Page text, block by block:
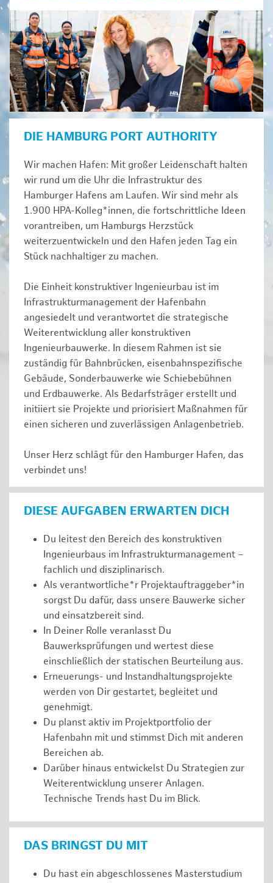
DIE HAMBURG PORT AUTHORITY
Wir machen Hafen: Mit großer Leidenschaft halten
wir rund um die Uhr die Infrastruktur des
Hamburger Hafens am Laufen. Wir sind mehr als
1.900 HPA-Kolleg*innen, die fortschrittliche Ideen
vorantreiben, um Hamburgs Herzstück
weiterzuentwickeln und den Hafen jeden Tag ein
Stück nachhaltiger zu machen.
Die Einheit konstruktiver Ingenieurbau ist im
Infrastrukturmanagement der Hafenbahn
angesiedelt und verantwortet die strategische
Weiterentwicklung aller konstruktiven
Ingenieurbauwerke. In diesem Rahmen ist sie
zuständig für Bahnbrücken, eisenbahnspezifische
Gebäude, Sonderbauwerke wie Schiebebühnen
und Erdbauwerke. Als Bedarfsträger erstellt und
initiiert sie Projekte und priorisiert Maßnahmen für
einen sicheren und zuverlässigen Anlagenbetrieb.
Unser Herz schlägt für den Hamburger Hafen, das
verbindet uns!
DIESE AUFGABEN ERWARTEN DICH
Du leitest den Bereich des konstruktiven
Ingenieurbaus im Infrastrukturmanagement –
fachlich und disziplinarisch.
Als verantwortliche*r Projektauftraggeber*in
sorgst Du dafür, dass unsere Bauwerke sicher
und einsatzbereit sind.
In Deiner Rolle veranlasst Du
Bauwerksprüfungen und wertest diese
einschließlich der statischen Beurteilung aus.
Erneuerungs- und Instandhaltungsprojekte
werden von Dir gestartet, begleitet und
genehmigt.
Du planst aktiv im Projektportfolio der
Hafenbahn mit und stimmst Dich mit anderen
Bereichen ab.
Darüber hinaus entwickelst Du Strategien zur
Weiterentwicklung unserer Anlagen.
Technische Trends hast Du im Blick.
DAS BRINGST DU MIT
Du hast ein abgeschlossenes Masterstudium